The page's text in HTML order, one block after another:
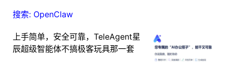
搜索: OpenClaw
上手简单，安全可靠，TeleAgent星
辰超级智能体不搞极客玩具那一套